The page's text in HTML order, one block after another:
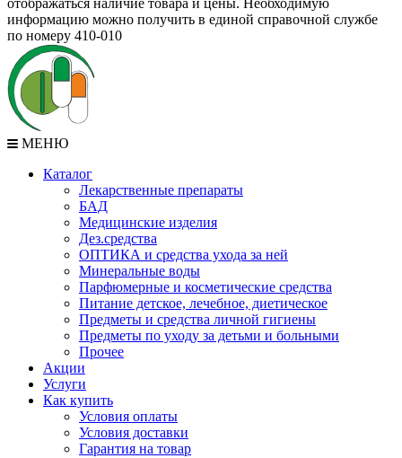
отображаться наличие товара и цены. Необходимую
информацию можно получить в единой справочной службе
по номеру 410-010
МЕНЮ
Каталог
Лекарственные препараты
БАД
Медицинские изделия
Дез.средства
ОПТИКА и средства ухода за ней
Минеральные воды
Парфюмерные и косметические средства
Питание детское, лечебное, диетическое
Предметы и средства личной гигиены
Предметы по уходу за детьми и больными
Прочее
Акции
Услуги
Как купить
Условия оплаты
Условия доставки
Гарантия на товар